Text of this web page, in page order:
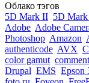
Облако тэгов
5D Mark II 5D
Adobe Adobe
Photoshop Amazon
authenticode AVX
color gamut
Drupal EMS Epson